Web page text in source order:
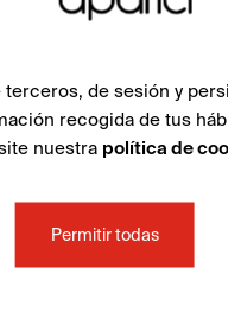
terceros, de sesión y
recogida de tus
nuestra política de
Permitir todas